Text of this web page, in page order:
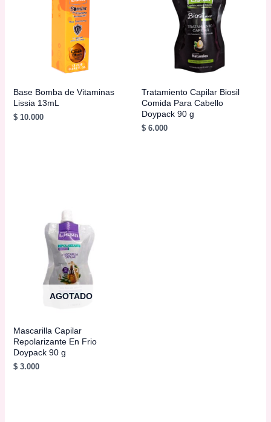
Base Bomba de Vitaminas
Lissia 13mL
$10.000
Tratamiento Capilar Biosil
Comida Para Cabello
Doypack 90 g
$ 6.000
AGOTADO
Mascarilla Capilar
Repolarizante En Frio
Doypack 90 g
$3.000